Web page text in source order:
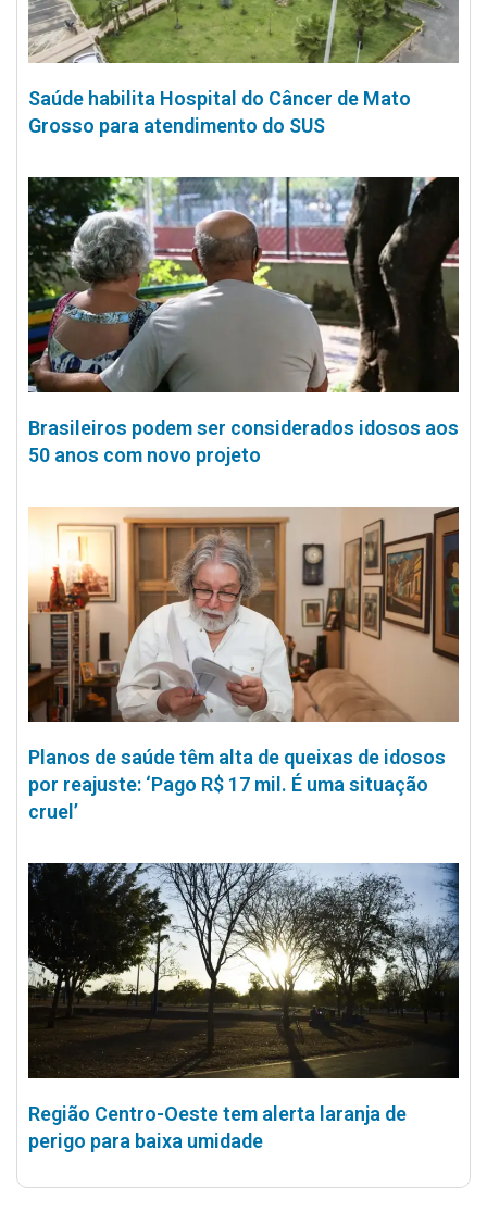
Saúde habilita Hospital do Câncer de Mato
Grosso para atendimento do SUS
Brasileiros podem ser considerados idosos aos
50 anos com novo projeto
Planos de saúde têm alta de queixas de idosos
por reajuste: ‘Pago R$ 17 mil. É uma situação
cruel’
Região Centro-Oeste tem alerta laranja de
perigo para baixa umidade